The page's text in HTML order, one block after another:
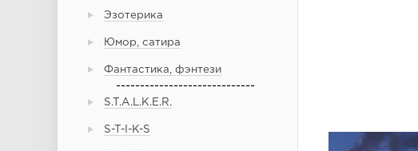
Эзотерика
Юмор, сатира
Фантастика, фэнтези
-----------------------------
S.T.A.L.K.E.R.
S-T-I-K-S